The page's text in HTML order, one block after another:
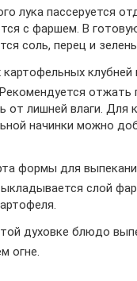
лука пассеруется
с фаршем. В
соль, перец и
картофельных
отжать
от лишней влаги. Для
начинки можно
формы для
слой
духовке блюдо
огне.